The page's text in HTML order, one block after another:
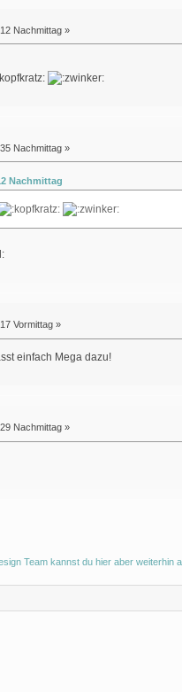
Nachmittag »
Nachmittag »
Nachmittag
Vormittag »
einfach Mega dazu!
Nachmittag »
Team kannst du hier aber weiterhin